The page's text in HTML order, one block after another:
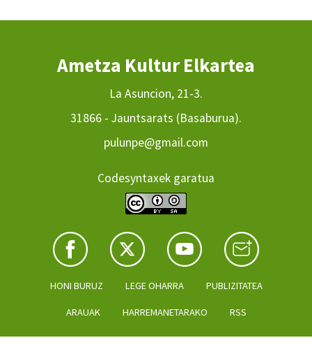
Ametza Kultur Elkartea
La Asuncion, 21-3.
31866 - Jauntsarats (Basaburua).
pulunpe@gmail.com
Codesyntaxek garatua
HONI BURUZ LEGE OHARRA PUBLIZITATEA
ARAUAK HARREMANETARAKO RSS